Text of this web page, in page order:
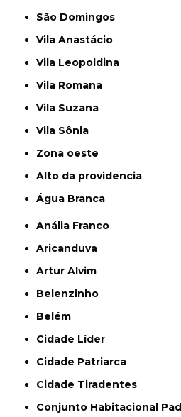
São Domingos
Vila Anastácio
Vila Leopoldina
Vila Romana
Vila Suzana
Vila Sônia
Zona oeste
alto da providencia
Água Branca
Anália Franco
Aricanduva
Artur Alvim
Belenzinho
Belém
Cidade Líder
Cidade Patriarca
Cidade Tiradentes
Conjunto Habitacional